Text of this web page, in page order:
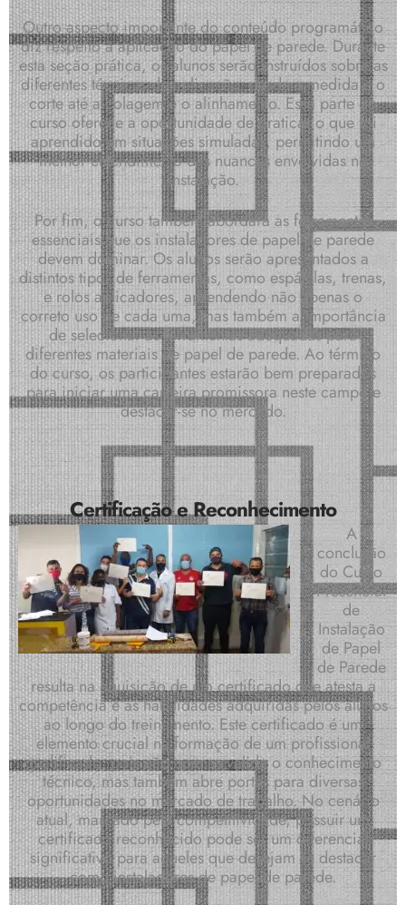
Outro aspecto importante do conteúdo programático
diz respeito à aplicação do papel de parede. Durante
esta seção prática, os alunos serão instruídos sobre as
diferentes técnicas de aplicação, desde a medida e o
corte até a colagem e o alinhamento. Essa parte do
curso oferece a oportunidade de praticar o que foi
aprendido em situações simuladas, permitindo um
melhor entendimento das nuances envolvidas na
instalação.
Por fim, o curso também abordará as ferramentas
essenciais que os instaladores de papel de parede
devem dominar. Os alunos serão apresentados a
distintos tipos de ferramentas, como espátulas, trenas,
e rolos aplicadores, aprendendo não apenas o
correto uso de cada uma, mas também a importância
de selecionar as ferramentas adequadas para
diferentes materiais de papel de parede. Ao término
do curso, os participantes estarão bem preparados
para iniciar uma carreira promissora neste campo e
destacar-se no mercado.
Certificação e Reconhecimento
A
conclusão
do Curso
Presencial
de
Instalação
de Papel
de Parede
resulta na aquisição de um certificado que atesta a
competência e as habilidades adquiridas pelos alunos
ao longo do treinamento. Este certificado é um
elemento crucial na formação de um profissional
qualificado, pois não apenas valida o conhecimento
técnico, mas também abre portas para diversas
oportunidades no mercado de trabalho. No cenário
atual, marcado pela competitividade, possuir um
certificado reconhecido pode ser um diferencial
significativo para aqueles que desejam se destacar
como instaladores de papel de parede.